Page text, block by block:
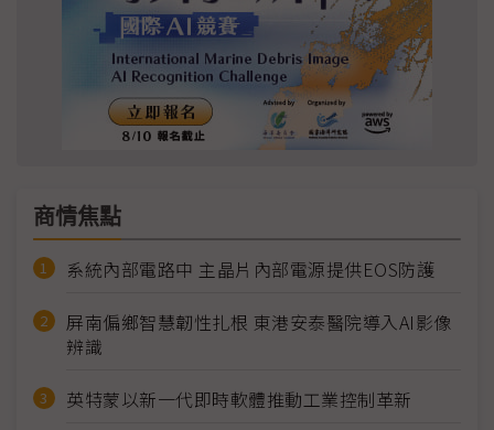
商情焦點
系統內部電路中 主晶片內部電源提供EOS防護
屏南偏鄉智慧韌性扎根 東港安泰醫院導入AI影像
辨識
英特蒙以新一代即時軟體推動工業控制革新